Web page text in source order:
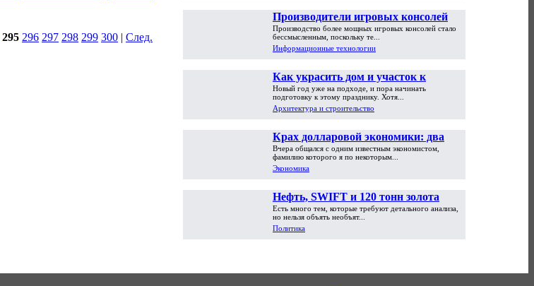
295 296 297 298 299 300 | След.
Производители игровых консолей
достигли предела возможностей
Производство более мощных игровых консолей стало
бессмысленным, поскольку те...
Информационные технологии
Как украсить дом и участок к
Новому году
Новый год уже на подходе, и пора начинать
подготовку к этому празднику. Хотя...
Архитектура и строительство
Крах долларовой экономики: два
пути обрушения
Вчера общался с одним известным экономистом,
фамилию которого я по некоторым...
Экономика
Нефть, SWIFT и 120 тонн золота
Есть много тем, которые требуют детального анализа,
но нельзя объять необъят...
Политика